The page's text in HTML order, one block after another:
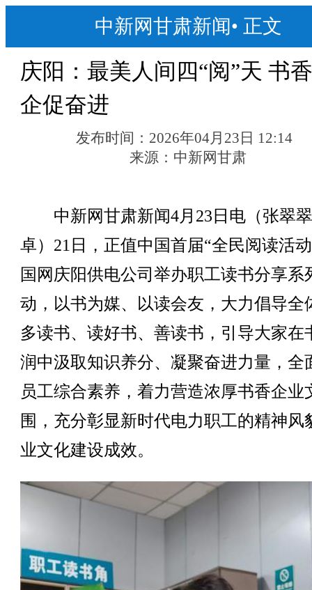
中新网甘肃新闻• 正文
庆阳：最美人间四“阅”天 书
企促奋进
发布时间： 2026年04月23日 12:14
来源： 中新网甘肃
中新网甘肃新闻4月23日电（张翠
卓）21日，正值中国首届“全民阅读活
国网庆阳供电公司举办职工读书分享系
动，以书为媒、以读会友，大力倡导全
多读书、读好书、善读书，引导大家在
润中汲取知识养分、凝聚奋进力量，全
员工综合素养，着力营造浓厚书香企业
围，充分彰显新时代电力职工的精神风
业文化建设成效。